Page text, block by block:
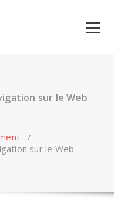
sur le Web
/
sur le Web